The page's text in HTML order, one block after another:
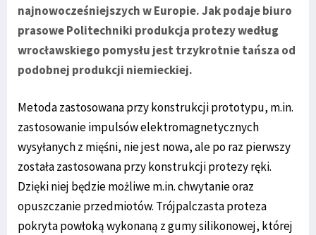
najnowocześniejszych w Europie. Jak podaje biuro
prasowe Politechniki produkcja protezy według
wrocławskiego pomysłu jest trzykrotnie tańsza od
podobnej produkcji niemieckiej.
Metoda zastosowana przy konstrukcji prototypu, m.in.
zastosowanie impulsów elektromagnetycznych
wysyłanych z mięśni, nie jest nowa, ale po raz pierwszy
została zastosowana przy konstrukcji protezy ręki.
Dzięki niej będzie możliwe m.in. chwytanie oraz
opuszczanie przedmiotów. Trójpalczasta proteza
pokryta powłoką wykonaną z gumy silikonowej, której